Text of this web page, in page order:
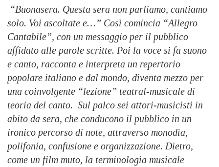
“Buonasera. Questa sera non parliamo, cantiamo
solo. Voi ascoltate e…” Così comincia “Allegro
Cantabile”, con un messaggio per il pubblico
affidato alle parole scritte. Poi la voce si fa suono
e canto, racconta e interpreta un repertorio
popolare italiano e dal mondo, diventa mezzo per
una coinvolgente “lezione” teatral-musicale di
teoria del canto. Sul palco sei attori-musicisti in
abito da sera, che conducono il pubblico in un
ironico percorso di note, attraverso monodìa,
polifonia, confusione e organizzazione. Dietro,
come un film muto, la terminologia musicale